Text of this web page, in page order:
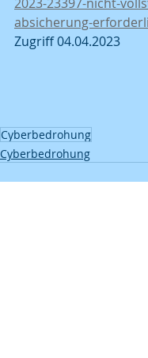
absicherung-
Zugriff 04.04.2023
Cyberbedrohung
Cyberbedrohung